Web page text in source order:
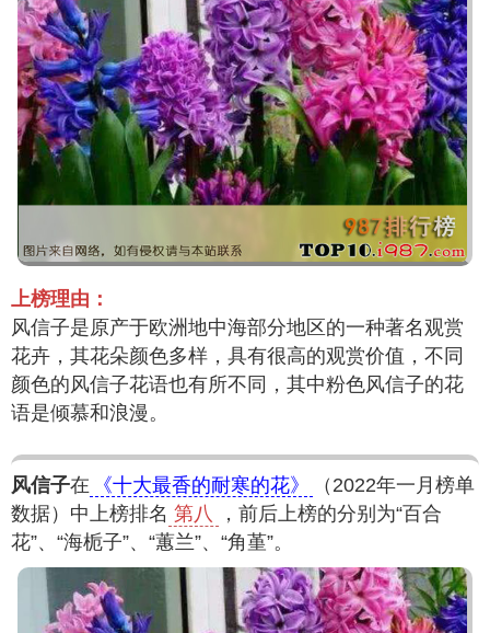
上榜理由：
风信子是原产于欧洲地中海部分地区的一种著名观赏
花卉，其花朵颜色多样，具有很高的观赏价值，不同
颜色的风信子花语也有所不同，其中粉色风信子的花
语是倾慕和浪漫。
风信子在 《十大最香的耐寒的花》
（2022年一月榜单
数据）中上榜排名 第八
，前后上榜的分别为“百合
花”、“海栀子”、“蕙兰”、“角堇”。